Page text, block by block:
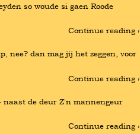
so woude si gaen Roode
Continue reading ›
nee? dan mag jij het zeggen, voor
Continue reading ›
naast de deur Z'n mannengeur
Continue reading ›